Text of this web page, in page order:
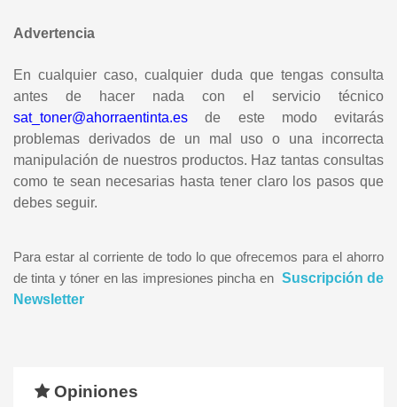
Advertencia
En cualquier caso, cualquier duda que tengas consulta
antes de hacer nada con el servicio técnico
sat_toner@ahorraentinta.es de este modo evitarás
problemas derivados de un mal uso o una incorrecta
manipulación de nuestros productos. Haz tantas consultas
como te sean necesarias hasta tener claro los pasos que
debes seguir.
Para estar al corriente de todo lo que ofrecemos para el ahorro
de tinta y tóner en las impresiones pincha en Suscripción de
Newsletter
Opiniones